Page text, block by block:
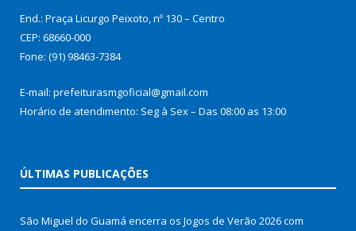
End.: Praça Licurgo Peixoto, nº 130 – Centro
CEP: 68660-000
Fone: (91) 98463-7384
E-mail: prefeiturasmgoficial@gmail.com
Horário de atendimento: Seg à Sex – Das 08:00 as 13:00
ÚLTIMAS PUBLICAÇÕES
São Miguel do Guamá encerra os Jogos de Verão 2026 com